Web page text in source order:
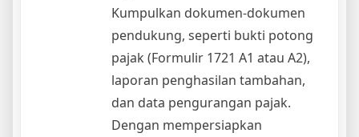
Kumpulkan dokumen-dokumen
pendukung, seperti bukti potong
pajak (Formulir 1721 A1 atau A2),
laporan penghasilan tambahan,
dan data pengurangan pajak.
Dengan mempersiapkan